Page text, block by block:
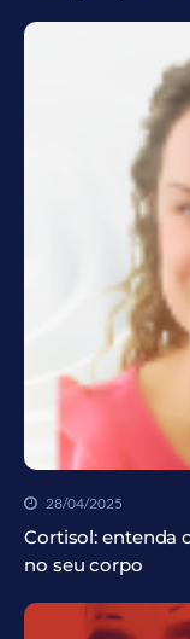
28/04/2025
Cortisol: entenda
no seu corpo